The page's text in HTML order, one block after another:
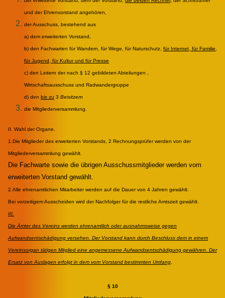
und der Ehrenvorstand angehören,
der Ausschuss, bestehend aus
a) dem erweiterten Vorstand,
b) den Fachwarten für Wandern, für Wege, für Naturschutz, für Internet, für Familie,
für Jugend, für Kultur und für Presse
c) den Leitern der nach § 12 gebildeten Abteilungen ,
Wirtschaftsausschuss und Radwandergruppe
d) den bis zu 3 Beisitzern
die Mitgliederversammlung.
II. Wahl der Organe.
1.Die Mitglieder des erweiterten Vorstands, 2 Rechnungsprüfer werden von der
Mitgliederversammlung gewählt.
Die Fachwarte sowie die übrigen Ausschussmitglieder werden vom
erweiterten Vorstand gewählt.
2.Alle ehrenamtlichen Mitarbeiter werden auf die Dauer von 4 Jahren gewählt.
Bei vorzeitigem Ausscheiden wird der Nachfolger für die restliche Amtszeit gewählt.
III.
Die Ämter des Vereins werden ehrenamtlich oder ausnahmsweise gegen
Aufwandsentschädigung versehen. Der Vorstand kann durch Beschluss dem in einem
Vereinsorgan tätigen Mitglied eine angemessene Aufwandsentschädigung gewähren. Der
Ersatz von Auslagen erfolgt in dem vom Vorstand bestimmten Umfang
§ 10